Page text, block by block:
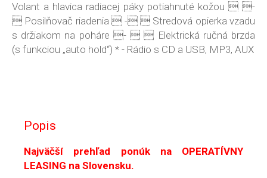
Volant a hlavica radiacej páky potiahnuté kožou  -
 Posilňovač riadenia  -  Stredová opierka vzadu
s držiakom na poháre -   Elektrická ručná brzda
(s funkciou „auto hold“) * - Rádio s CD a USB, MP3, AUX
Popis
Najväčší prehľad ponúk na OPERATÍVNY
LEASING na Slovensku.